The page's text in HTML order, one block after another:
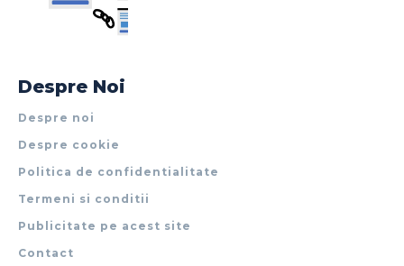
Despre Noi
Despre noi
Despre cookie
Politica de confidentialitate
Termeni si conditii
Publicitate pe acest site
Contact